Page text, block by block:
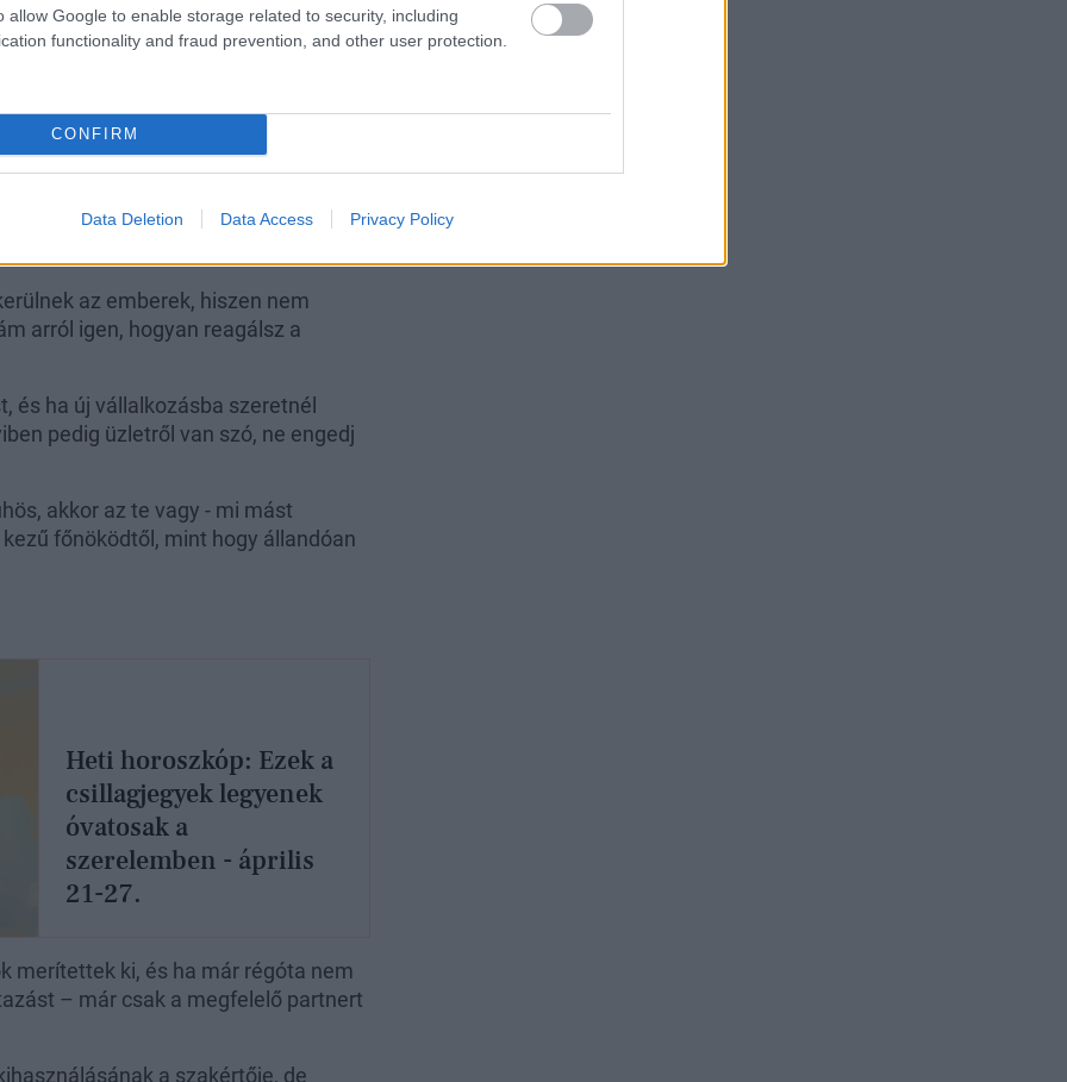
allow Google to enable storage related to security, including
functionality and fraud prevention, and other user protection.
CONFIRM
Data Deletion Data Access Privacy Policy
a konfliktusok forrása, lehetőleg ne
a banánhéjon is elcsúszhatsz,
ha ép bőrrel megúszod a fenyegető
az emberek, hiszen nem
arról igen, hogyan reagálsz a
és ha új vállalkozásba szeretnél
pedig üzletről van szó, ne engedj
akkor az te vagy - mi mást
főnöködtől, mint hogy állandóan
Heti horoszkóp: Ezek a
csillagjegyek legyenek
óvatosak a
szerelemben - április
21-27.
merítettek ki, és ha már régóta nem
– már csak a megfelelő partnert
a szakértője, de